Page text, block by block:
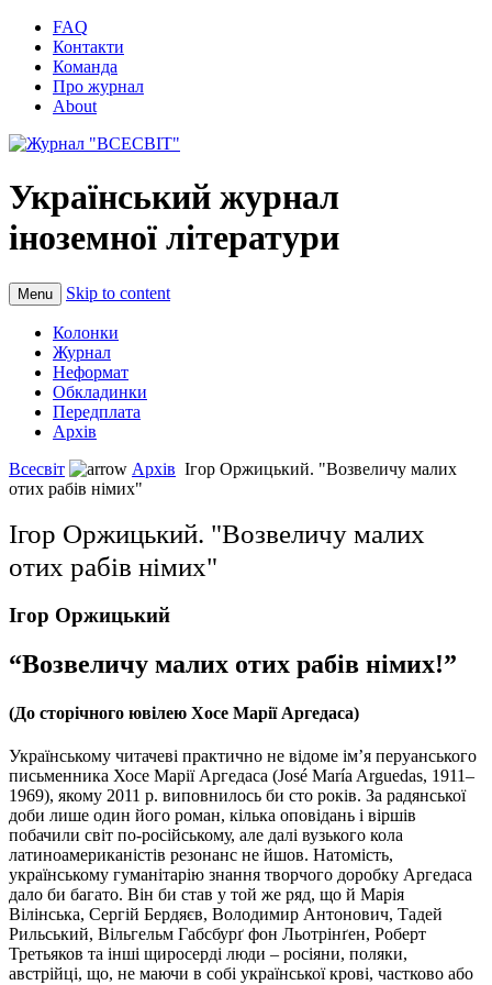
FAQ
Контакти
Команда
Про журнал
About
Український журнал
іноземної літератури
Menu Skip to content
Колонки
Журнал
Неформат
Обкладинки
Передплата
Архів
Всесвіт
Архів Ігор Оржицький. "Возвеличу малих
отих рабів німих"
Ігор Оржицький. "Возвеличу малих
отих рабів німих"
Ігор Оржицький
“Возвеличу малих отих рабів німих!”
(До сторічного ювілею Хосе Марії Аргедаса)
Українському читачеві практично не відоме ім’я перуанського
письменника Хосе Марії Аргедаса (José María Arguedas, 1911–
1969), якому 2011 р. виповнилось би сто років. За радянської
доби лише один його роман, кілька оповідань і віршів
побачили світ по-російському, але далі вузького кола
латиноамериканістів резонанс не йшов. Натомість,
українському гуманітарію знання творчого доробку Аргедаса
дало би багато. Він би став у той же ряд, що й Марія
Вілінська, Сергій Бердяєв, Володимир Антонович, Тадей
Рильський, Вільгельм Габсбурґ фон Льотрінґен, Роберт
Третьяков та інші щиросерді люди – росіяни, поляки,
австрійці, що, не маючи в собі української крові, частково або